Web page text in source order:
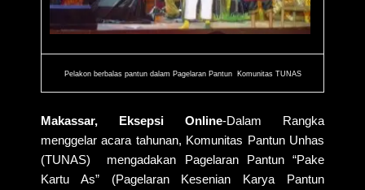
Pelakon berbalas pantun dalam Pagelaran Pantun Komunitas TUNAS
Makassar, Eksepsi Online-Dalam Rangka
menggelar acara tahunan, Komunitas Pantun Unhas
(TUNAS)
mengadakan Pagelaran Pantun “Pake
Kartu As” (Pagelaran Kesenian Karya Pantun